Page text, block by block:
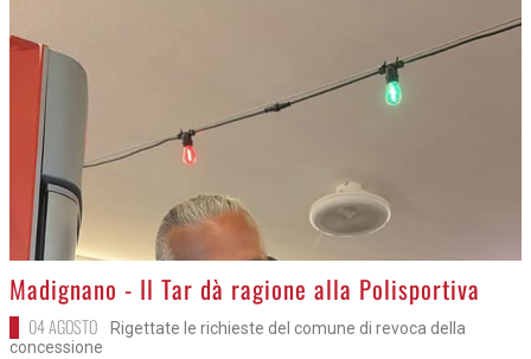
>Madignano - Il Tar dà ragione alla Polisportiva
04 AGOSTO
Rigettate le richieste del comune di revoca della
concessione